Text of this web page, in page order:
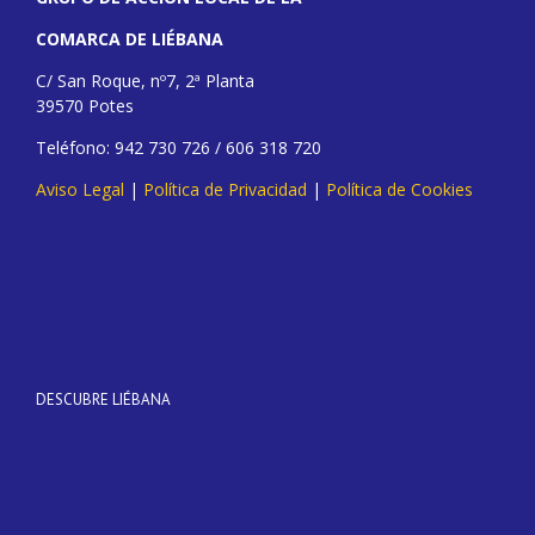
COMARCA DE LIÉBANA
C/ San Roque, nº7, 2ª Planta
39570 Potes
Teléfono: 942 730 726 / 606 318 720
Aviso Legal | Política de Privacidad | Política de Cookies
DESCUBRE LIÉBANA